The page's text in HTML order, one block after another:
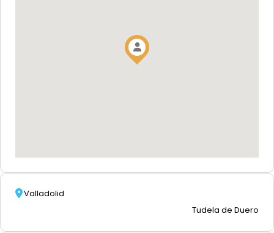
Valladolid
Tudela de Duero